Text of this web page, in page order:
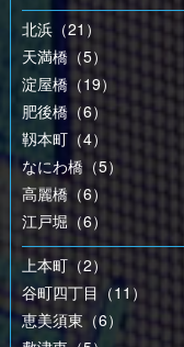
北浜（21）
天満橋（5）
淀屋橋（19）
肥後橋（6）
靱本町（4）
なにわ橋（5）
高麗橋（6）
江戸堀（6）
上本町（2）
谷町四丁目（11）
恵美須東（6）